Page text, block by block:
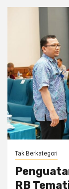
Tak Berkategori
RB